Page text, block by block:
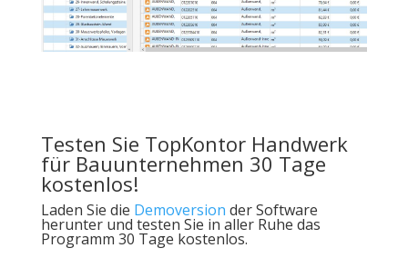
Testen Sie TopKontor Handwerk
für Bauunternehmen 30 Tage
kostenlos!
Laden Sie die Demoversion der Software
herunter und testen Sie in aller Ruhe das
Programm 30 Tage kostenlos.